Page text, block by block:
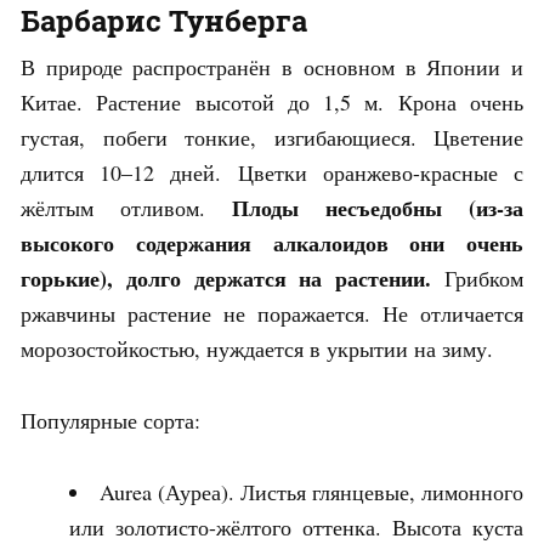
Барбарис Тунберга
В природе распространён в основном в Японии и
Китае. Растение высотой до 1,5 м. Крона очень
густая, побеги тонкие, изгибающиеся. Цветение
длится 10–12 дней. Цветки оранжево-красные с
жёлтым отливом. Плоды несъедобны (из-за
высокого содержания алкалоидов они очень
горькие), долго держатся на растении. Грибком
ржавчины растение не поражается. Не отличается
морозостойкостью, нуждается в укрытии на зиму.
Популярные сорта:
Aurea (Ауреа). Листья глянцевые, лимонного
или золотисто-жёлтого оттенка. Высота куста